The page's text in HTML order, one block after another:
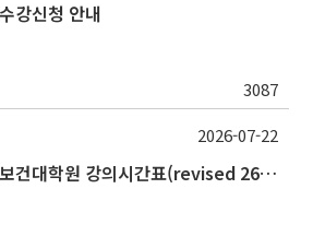
강신청 안내
3087
2026학년도 2학기 보건대학원 강의시간표(revised 260803)(2026 2nd SEMESTER SNU GSPH TIMETABLE)
2026-07-22